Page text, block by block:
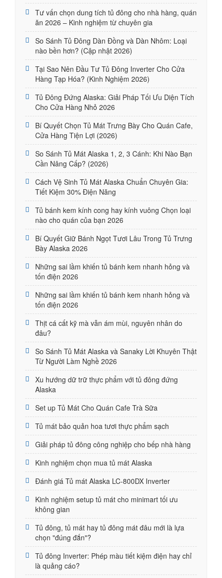
Tư vấn chọn dung tích tủ đông cho nhà hàng, quán
ăn 2026 – Kinh nghiệm từ chuyên gia
So Sánh Tủ Đông Dàn Đồng và Dàn Nhôm: Loại
nào bền hơn? (Cập nhật 2026)
Tại Sao Nên Đầu Tư Tủ Đông Inverter Cho Cửa
Hàng Tạp Hóa? (Kinh Nghiệm 2026)
Tủ Đông Đứng Alaska: Giải Pháp Tối Ưu Diện Tích
Cho Cửa Hàng Nhỏ 2026
Bí Quyết Chọn Tủ Mát Trưng Bày Cho Quán Cafe,
Cửa Hàng Tiện Lợi (2026)
So Sánh Tủ Mát Alaska 1, 2, 3 Cánh: Khi Nào Bạn
Cần Nâng Cấp? (2026)
Cách Vệ Sinh Tủ Mát Alaska Chuẩn Chuyên Gia:
Tiết Kiệm 30% Điện Năng
Tủ bánh kem kính cong hay kính vuông Chọn loại
nào cho quán của bạn 2026
Bí Quyết Giữ Bánh Ngọt Tươi Lâu Trong Tủ Trưng
Bày Alaska 2026
Những sai lầm khiến tủ bánh kem nhanh hỏng và
tốn điện 2026
Những sai lầm khiến tủ bánh kem nhanh hỏng và
tốn điện 2026
Thịt cá cất kỹ mà vẫn ám mùi, nguyên nhân do
đâu?
So Sánh Tủ Mát Alaska và Sanaky Lời Khuyên Thật
Từ Người Làm Nghề 2026
Xu hướng dữ trữ thực phẩm với tủ đông đứng
Alaska
Set up Tủ Mát Cho Quán Cafe Trà Sữa
Tủ mát bảo quản hoa tươi thực phẩm sạch
Giải pháp tủ đông công nghiệp cho bếp nhà hàng
Kinh nghiệm chọn mua tủ mát Alaska
Đánh giá Tủ mát Alaska LC-800DX Inverter
Kinh nghiệm setup tủ mát cho minimart tối ưu
không gian
Tủ đông, tủ mát hay tủ đông mát đâu mới là lựa
chọn "đúng đắn"?
Tủ đông Inverter: Phép màu tiết kiệm điện hay chỉ
là quảng cáo?